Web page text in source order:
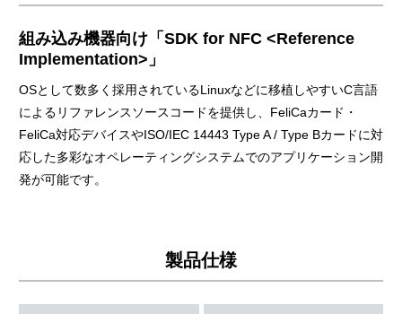
組み込み機器向け「SDK for NFC <Reference
Implementation>」
OSとして数多く採用されているLinuxなどに移植しやすいC言語
によるリファレンスソースコードを提供し、FeliCaカード・
FeliCa対応デバイスやISO/IEC 14443 Type A / Type Bカードに対
応した多彩なオペレーティングシステムでのアプリケーション開
発が可能です。
製品仕様